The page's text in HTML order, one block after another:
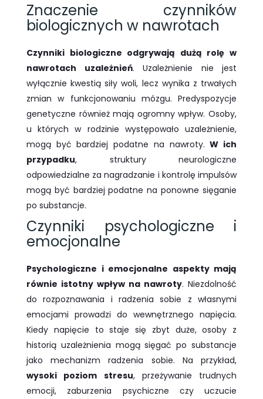
Znaczenie czynników
biologicznych w nawrotach
Czynniki biologiczne odgrywają dużą rolę w
nawrotach uzależnień. Uzależnienie nie jest
wyłącznie kwestią siły woli, lecz wynika z trwałych
zmian w funkcjonowaniu mózgu. Predyspozycje
genetyczne również mają ogromny wpływ. Osoby,
u których w rodzinie występowało uzależnienie,
mogą być bardziej podatne na nawroty.W ich
przypadku, struktury neurologiczne
odpowiedzialne za nagradzanie i kontrolę impulsów
mogą być bardziej podatne na ponowne sięganie
po substancje.
Czynniki psychologiczne i
emocjonalne
Psychologiczne i emocjonalne aspekty mają
równie istotny wpływ na nawroty. Niezdolność
do rozpoznawania i radzenia sobie z własnymi
emocjami prowadzi do wewnętrznego napięcia.
Kiedy napięcie to staje się zbyt duże, osoby z
historią uzależnienia mogą sięgać po substancje
jako mechanizm radzenia sobie. Na przykład,
wysoki poziom stresu, przeżywanie trudnych
emocji, zaburzenia psychiczne czy uczucie